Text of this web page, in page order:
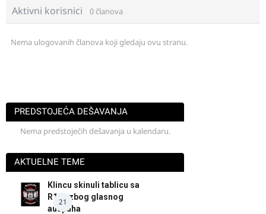
Aktivni korisnici 0 članova
Nema ulogovanih članova koji gledaju ovu stranu.
PREDSTOJEĆA DEŠAVANJA
Nema predstojećih dešavanja u kalendaru.
AKTUELNE TEME
21
Klincu skinuli tablicu sa
R125 zbog glasnog
auspuha